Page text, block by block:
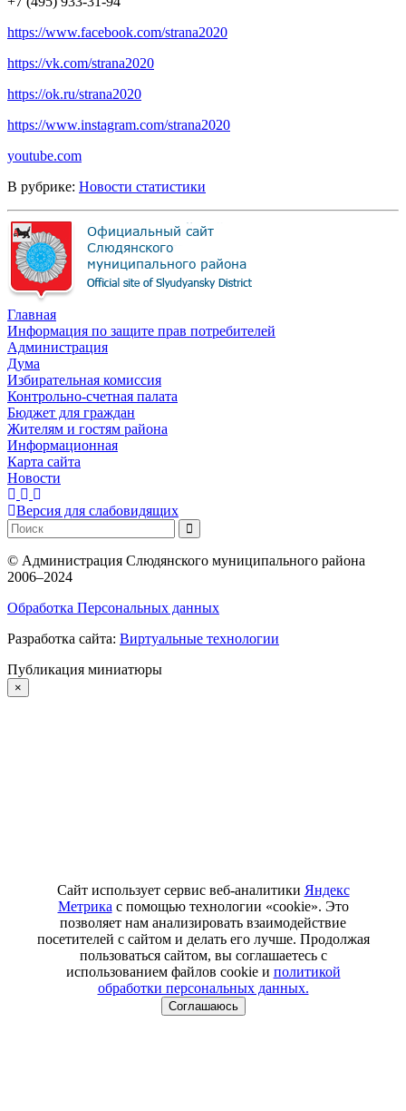
https://www.facebook.com/strana2020
https://vk.com/strana2020
https://ok.ru/strana2020
https://www.instagram.com/strana2020
youtube.com
В рубрике: Новости статистики
Главная
Информация по защите прав потребителей
Администрация
Дума
Избирательная комиссия
Контрольно-счетная палата
Бюджет для граждан
Жителям и гостям района
Информационная
Карта сайта
Новости
Версия для слабовидящих
© Администрация Слюдянского муниципального района
2006–2024
Обработка Персональных данных
Разработка сайта: Виртуальные технологии
Публикация миниатюры
×
Сайт использует сервис веб-аналитики Яндекс
Метрика с помощью технологии «cookie». Это
позволяет нам анализировать взаимодействие
посетителей с сайтом и делать его лучше. Продолжая
пользоваться сайтом, вы соглашаетесь с
использованием файлов cookie и политикой
обработки персональных данных.
Соглашаюсь